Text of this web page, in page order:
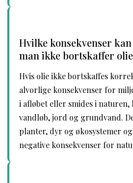
Hvilke konsekvenser
man ikke bortskaffer
Hvis olie ikke bortskaffes
alvorlige konsekvenser for
i afløbet eller smides i
vandløb, jord og grundvand.
planter, dyr og økosystemer
negative konsekvenser for